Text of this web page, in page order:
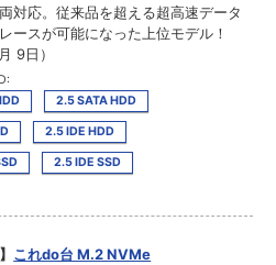
対応。従来品を超える超高速データ
ースが可能になった上位モデル！
9日）
2.5 SATA HDD
2.5 IDE HDD
2.5 IDE SSD
これdo台 M.2 NVMe